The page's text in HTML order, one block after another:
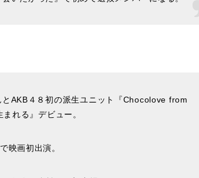
AKB４８初の派生ユニット『Chocolove from
れる』デビュー。
映画初出演。